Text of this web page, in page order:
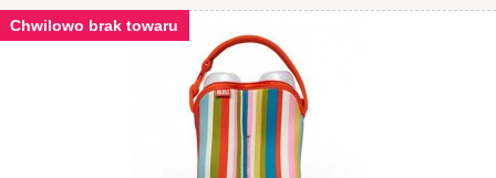
Chwilowo brak towaru